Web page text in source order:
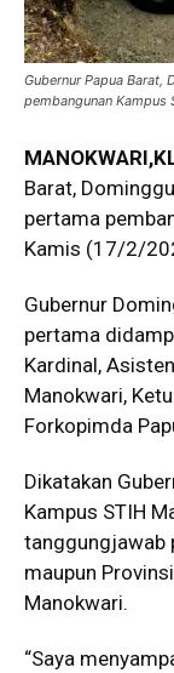
Gubernur Papua Barat,
pembangunan
Barat,
pertama
Kamis (17/2/
Gubernur
pertama
Kardinal,
Manokwari,
Forkopimda
Dikatakan
Kampus STIH
tanggungjawab
maupun
Manokwari.
“Saya